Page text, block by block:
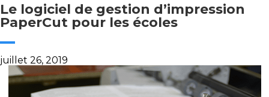
Le logiciel de gestion d’impression
PaperCut pour les écoles
juillet 26, 2019